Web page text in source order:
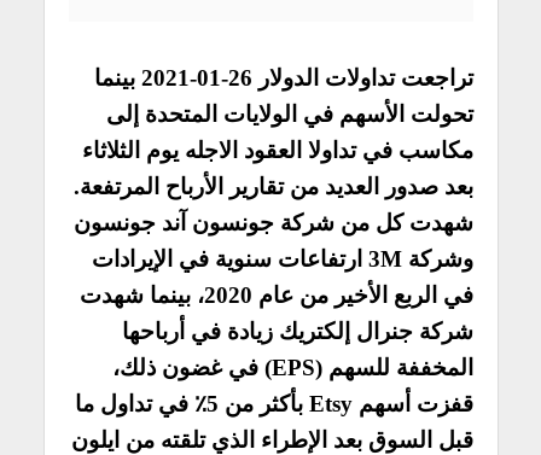
تراجعت تداولات الدولار 26-01-2021 بينما
تحولت الأسهم في الولايات المتحدة إلى
مكاسب في تداولا العقود الاجله يوم الثلاثاء
بعد صدور العديد من تقارير الأرباح المرتفعة.
شهدت كل من شركة جونسون آند جونسون
وشركة 3M ارتفاعات سنوية في الإيرادات
في الربع الأخير من عام 2020، بينما شهدت
شركة جنرال إلكتريك زيادة في أرباحها
المخففة للسهم (EPS) في غضون ذلك،
قفزت أسهم Etsy بأكثر من 5٪ في تداول ما
قبل السوق بعد الإطراء الذي تلقته من ايلون